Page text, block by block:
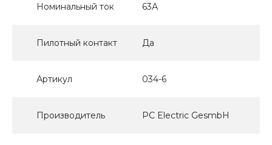
Номинальный ток 63А
Пилотный контакт Да
Артикул 034-6
Производитель PC Electric GesmbH